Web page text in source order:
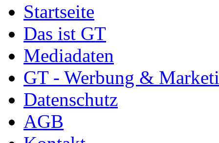
Startseite
Das ist GT
Mediadaten
GT - Werbung &
Datenschutz
AGB